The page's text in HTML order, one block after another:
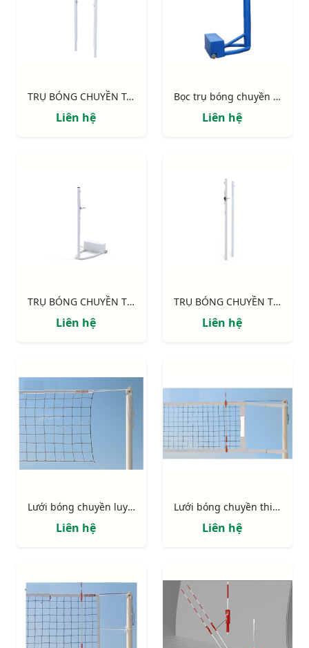
TRỤ BÓNG CHUYỀN TẬP LUYỆN ỐNG KẼM CHÔN NÒNG S30161
Liên hệ
Bọc trụ bóng chuyền thi đấu S30271-07
Liên hệ
TRỤ BÓNG CHUYỀN THI ĐẤU DI ĐỘNG S30271-cpt
Liên hệ
TRỤ BÓNG CHUYỀN THI ĐẤU CHÔN NÒNG S30170
Liên hệ
Lưới bóng chuyền luyện tập 402411N
Liên hệ
Lưới bóng chuyền thi đấu 413110
Liên hệ